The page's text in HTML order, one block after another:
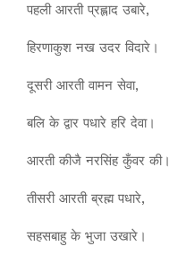
पहली आरती प्रह्लाद उबारे,
हिरणाकुश नख उदर विदारे।
दूसरी आरती वामन सेवा,
बलि के द्वार पधारे हरि देवा।
आरती कीजै नरसिंह कुँवर की।
तीसरी आरती ब्रह्म पधारे,
सहसबाहु के भुजा उखारे।